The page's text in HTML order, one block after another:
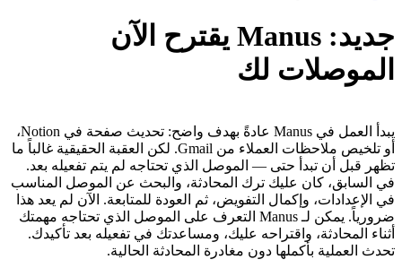
جديد: Manus يقترح الآن
الموصلات لك
يبدأ العمل في Manus عادةً بهدف واضح: تحديث صفحة في Notion،
أو تلخيص ملاحظات العملاء من Gmail. لكن العقبة الحقيقية غالباً ما
تظهر قبل أن تبدأ حتى — الموصل الذي تحتاجه لم يتم تفعيله بعد.
في السابق، كان عليك ترك المحادثة، والبحث عن الموصل المناسب
في الإعدادات، وإكمال التفويض، ثم العودة للمتابعة. الآن لم يعد هذا
ضرورياً. يمكن لـ Manus التعرف على الموصل الذي تحتاجه مهمتك
أثناء المحادثة، واقتراحه عليك، ومساعدتك في تفعيله بعد تأكيدك.
تحدث العملية بأكملها دون مغادرة المحادثة الحالية.